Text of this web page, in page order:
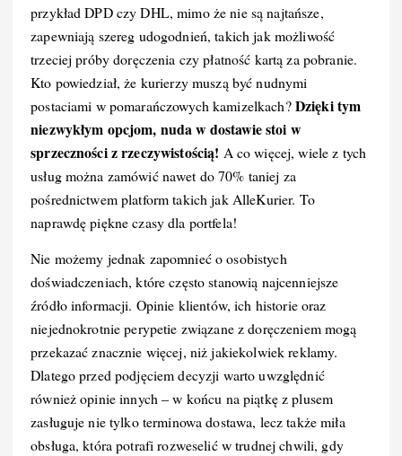
przykład DPD czy DHL, mimo że nie są najtańsze,
zapewniają szereg udogodnień, takich jak możliwość
trzeciej próby doręczenia czy płatność kartą za pobranie.
Kto powiedział, że kurierzy muszą być nudnymi
postaciami w pomarańczowych kamizelkach?Dzięki tym
niezwykłym opcjom, nuda w dostawie stoi w
sprzeczności z rzeczywistością! A co więcej, wiele z tych
usług można zamówić nawet do 70% taniej za
pośrednictwem platform takich jak AlleKurier. To
naprawdę piękne czasy dla portfela!
Nie możemy jednak zapomnieć o osobistych
doświadczeniach, które często stanowią najcenniejsze
źródło informacji. Opinie klientów, ich historie oraz
niejednokrotnie perypetie związane z doręczeniem mogą
przekazać znacznie więcej, niż jakiekolwiek reklamy.
Dlatego przed podjęciem decyzji warto uwzględnić
również opinie innych – w końcu na piątkę z plusem
zasługuje nie tylko terminowa dostawa, lecz także miła
obsługa, która potrafi rozweselić w trudnej chwili, gdy